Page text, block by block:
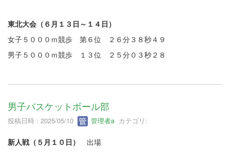
東北大会（６月１３日～１４日）
女子５０００ｍ競歩 第６位 ２６分３８秒４９
男子５０００ｍ競歩 １３位 ２５分０３秒２８
男子バスケットボール部
投稿日時 : 2025/05/10 管理者a カテゴリ:
新人戦（５月１０日） 出場